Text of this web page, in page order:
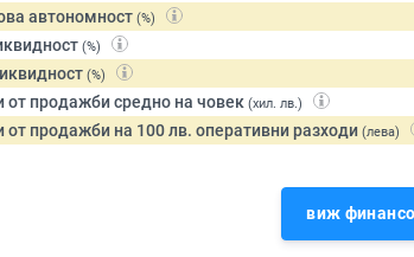
автономност (%)
(%)
(%)
от продажби средно на човек (хил. лв.)
от продажби на 100 лв. оперативни разходи (лева)
виж